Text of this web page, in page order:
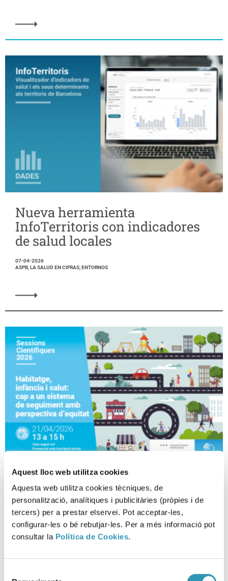
Aquest lloc web utilitza cookies
Aquesta web utilitza cookies tècniques, de
personalització, analítiques i publicitàries (pròpies i de
tercers) per a prestar elservei. Pot acceptar-les,
configurar-les o bé rebutjar-les. Per a més informació pot
consultar la Política de Cookies.
Nueva herramienta
InfoTerritoris con indicadores
de salud locales
07-04-2026
ASPB, LA SALUD EN CIFRAS, ENTORNOS
Vivienda, infancia y salud:
hacia un sistema de
seguimiento con perspectiva de
equidad.